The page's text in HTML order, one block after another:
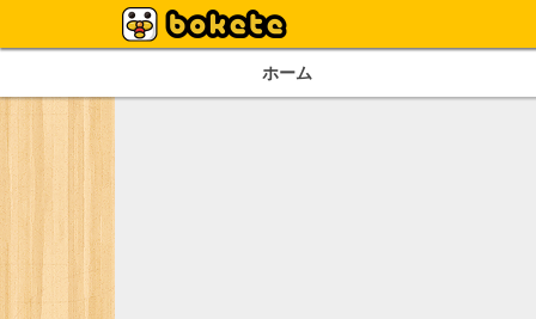
ホーム